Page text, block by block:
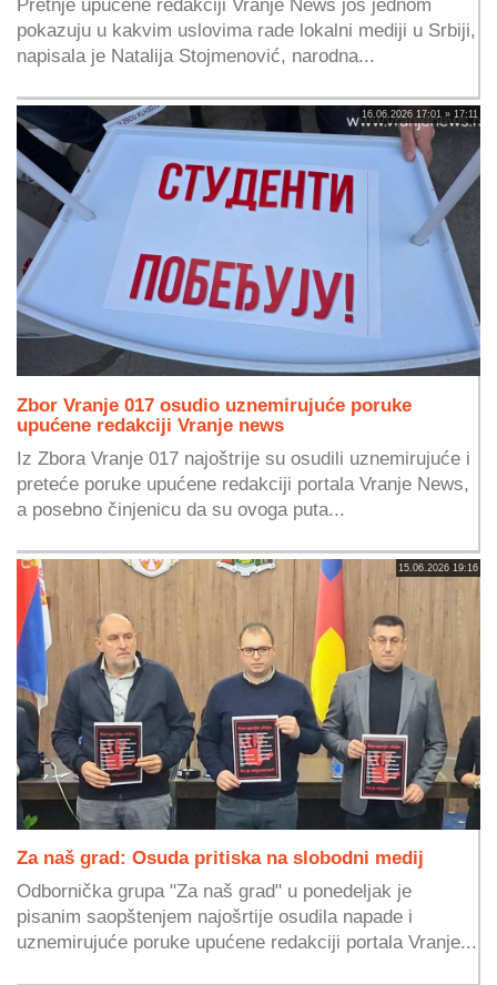
Pretnje upućene redakciji Vranje News još jednom
pokazuju u kakvim uslovima rade lokalni mediji u Srbiji,
napisala je Natalija Stojmenović, narodna...
16.06.2026 17:01 » 17:11
Zbor Vranje 017 osudio uznemirujuće poruke
upućene redakciji Vranje news
Iz Zbora Vranje 017 najoštrije su osudili uznemirujuće i
preteće poruke upućene redakciji portala Vranje News,
a posebno činjenicu da su ovoga puta...
15.06.2026 19:16
Za naš grad: Osuda pritiska na slobodni medij
Odbornička grupa "Za naš grad" u ponedeljak je
pisanim saopštenjem najošrtije osudila napade i
uznemirujuće poruke upućene redakciji portala Vranje...